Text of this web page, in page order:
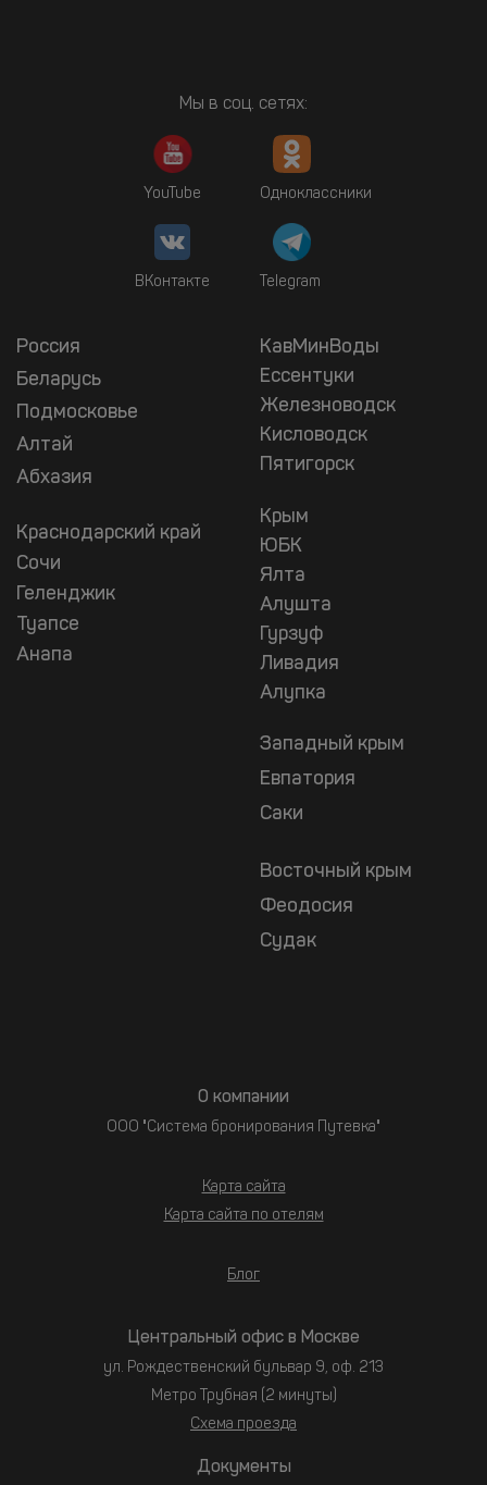
Мы в соц. сетях:
YouTube Одноклассники
ВКонтакте Telegram
Россия
Беларусь
Подмосковье
Алтай
Абхазия
Краснодарский край
Сочи
Геленджик
Туапсе
Анапа
КавМинВоды
Ессентуки
Железноводск
Кисловодск
Пятигорск
Крым
ЮБК
Ялта
Алушта
Гурзуф
Ливадия
Алупка
Западный крым
Евпатория
Саки
Восточный крым
Феодосия
Судак
О компании
ООО "Система бронирования Путевка"
Карта сайта
Карта сайта по отелям
Блог
Документы
Центральный офис в Москве
ул. Рождественский бульвар 9, оф. 213
Метро Трубная (2 минуты)
Схема проезда